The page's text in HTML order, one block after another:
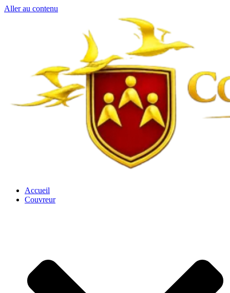
Aller au contenu
Accueil
Couvreur